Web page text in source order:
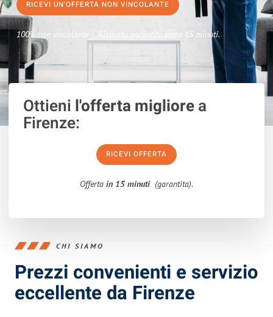
RICEVI UN'OFFERTA NON VINCOLANTE
100% non vincolante – Risposta garantita entro 15 minuti.
Ottieni l'offerta migliorea
Firenze:
RICEVI OFFERTA
Offerta in 15 minuti (garantita).
CHI SIAMO
Prezzi convenienti e servizio
eccellente da Firenze